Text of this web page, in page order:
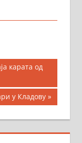
карата од
у Кладову